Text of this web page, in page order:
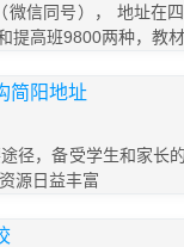
信同号）， 地址在
提高班9800两种，教
简阳地址
径，备受学生和家长
源日益丰富